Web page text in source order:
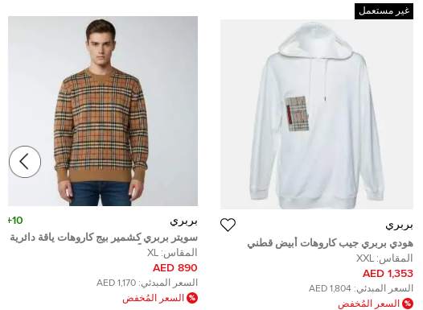
غير مستعمل
بربري
هودي بربري جيب كاروهات أبيض قطني
XXXL
المقاس: XXL
1,353 AED
السعر المبدئي: 1,804 AED
السعر المُخفض
بربري 10+
سويتر بربري كشمير بيج كاروهات ياقة دائرية
تريكو كبير جداً
المقاس: XL
890 AED
السعر المبدئي: 1,170 AED
السعر المُخفض